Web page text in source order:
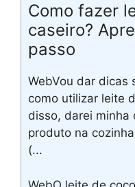
Como fazer
caseiro?
passo
WebVou dar dicas
como utilizar leite
disso, darei minha
produto na
(...